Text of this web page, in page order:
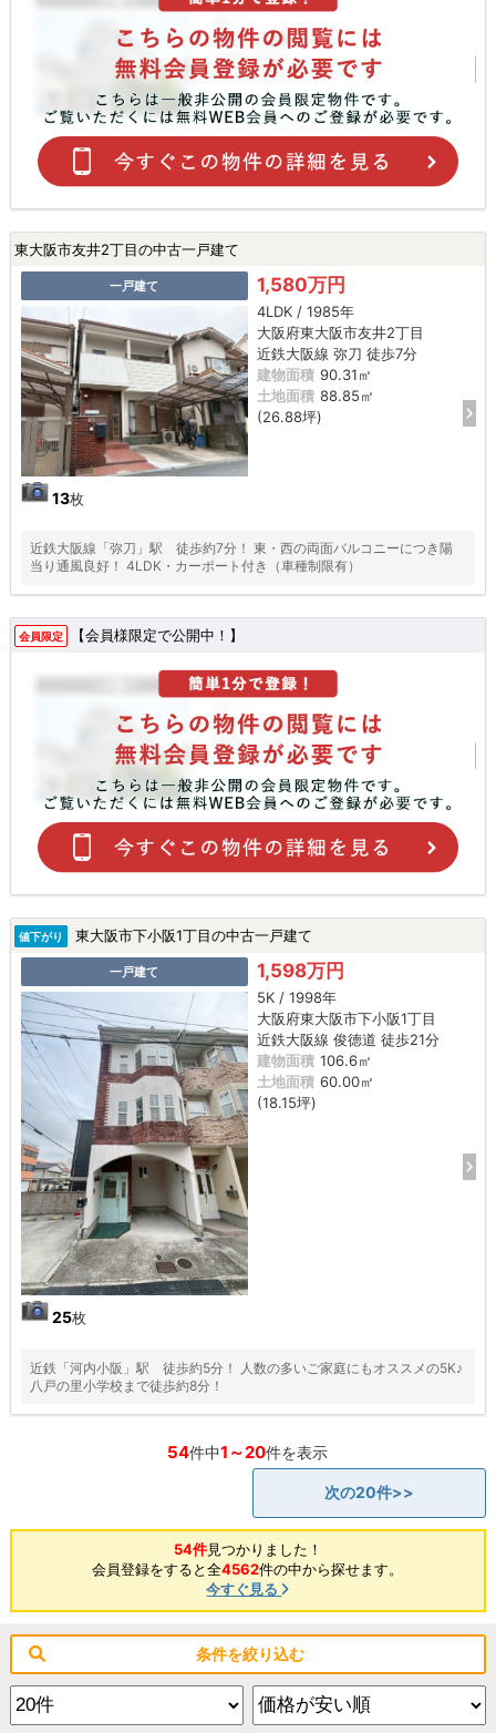
東大阪市友井2丁目の中古一戸建て
一戸建て
13枚
1,580万円
4LDK / 1985年
大阪府東大阪市友井2丁目
近鉄大阪線 弥刀 徒歩7分
建物面積 90.31㎡
土地面積 88.85㎡
(26.88坪)
近鉄大阪線「弥刀」駅 徒歩約7分！ 東・西の両面バルコニーにつき陽
当り通風良好！ 4LDK・カーポート付き（車種制限有）
会員限定 【会員様限定で公開中！】
値下がり 東大阪市下小阪1丁目の中古一戸建て
一戸建て
25枚
1,598万円
5K / 1998年
大阪府東大阪市下小阪1丁目
近鉄大阪線 俊徳道 徒歩21分
建物面積 106.6㎡
土地面積 60.00㎡
(18.15坪)
近鉄「河内小阪」駅 徒歩約5分！ 人数の多いご家庭にもオススメの5K♪
八戸の里小学校まで徒歩約8分！
54件中1～20件を表示
次の20件>>
54件見つかりました！
会員登録をすると全4562件の中から探せます。
今すぐ見る
条件を絞り込む